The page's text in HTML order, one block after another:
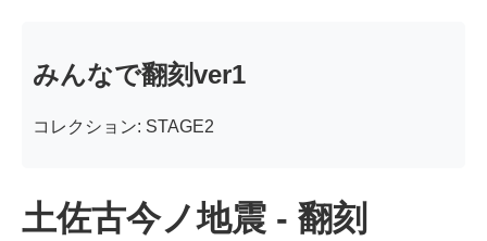
みんなで翻刻ver1
コレクション: STAGE2
土佐古今ノ地震 - 翻刻